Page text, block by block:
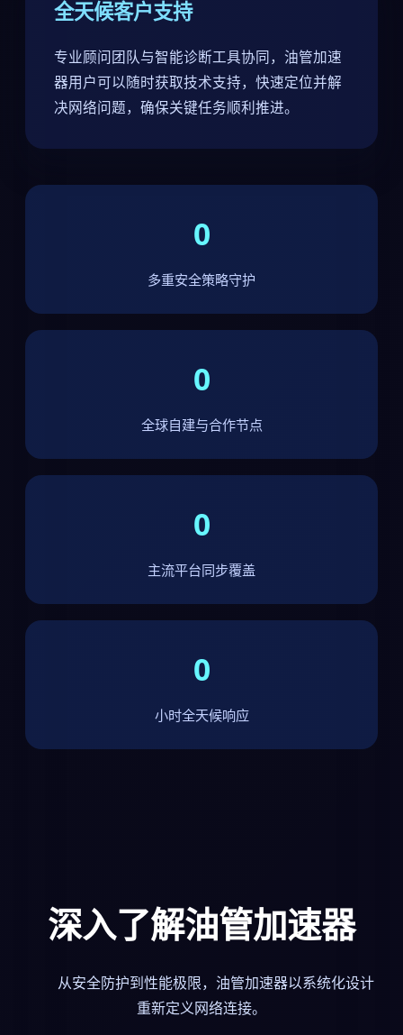
全天候客户支持
专业顾问团队与智能诊断工具协同，油管加速
器用户可以随时获取技术支持，快速定位并解
决网络问题，确保关键任务顺利推进。
0
多重安全策略守护
0
全球自建与合作节点
0
主流平台同步覆盖
0
小时全天候响应
深入了解油管加速器
从安全防护到性能极限，油管加速器以系统化设计
重新定义网络连接。